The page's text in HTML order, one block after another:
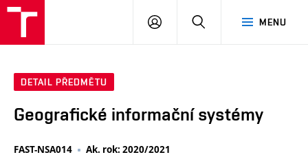
MENU
PŘIHLÁSIT
DETAIL PŘEDMĚTU
Geografické informační systémy
FAST-NSA014 Ak. rok: 2020/2021